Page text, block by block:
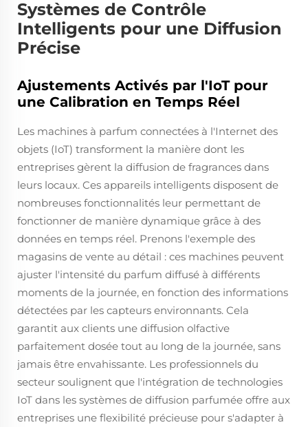
Systèmes de Contrôle
Intelligents pour une Diffusion
Précise
Ajustements Activés par l'IoT pour
une Calibration en Temps Réel
Les machines à parfum connectées à l'Internet des
objets (IoT) transforment la manière dont les
entreprises gèrent la diffusion de fragrances dans
leurs locaux. Ces appareils intelligents disposent de
nombreuses fonctionnalités leur permettant de
fonctionner de manière dynamique grâce à des
données en temps réel. Prenons l'exemple des
magasins de vente au détail : ces machines peuvent
ajuster l'intensité du parfum diffusé à différents
moments de la journée, en fonction des informations
détectées par les capteurs environnants. Cela
garantit aux clients une diffusion olfactive
parfaitement dosée tout au long de la journée, sans
jamais être envahissante. Les professionnels du
secteur soulignent que l'intégration de technologies
IoT dans les systèmes de diffusion parfumée offre aux
entreprises une flexibilité précieuse pour s'adapter à